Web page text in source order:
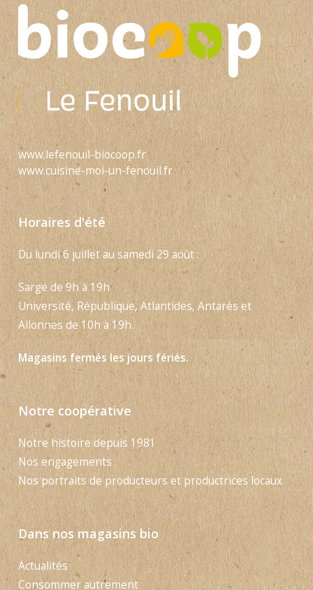
www.lefenouil-biocoop.fr
www.cuisine-moi-un-fenouil.fr
Horaires d'été
Du lundi 6 juillet au samedi 29 août :
Sargé de 9h à 19h
Université, République, Atlantides, Antarès et
Allonnes de 10h à 19h.
Magasins fermés les jours fériés.
Notre coopérative
Notre histoire depuis 1981
Nos engagements
Nos portraits de producteurs et productrices locaux
Dans nos magasins bio
Actualités
Consommer autrement